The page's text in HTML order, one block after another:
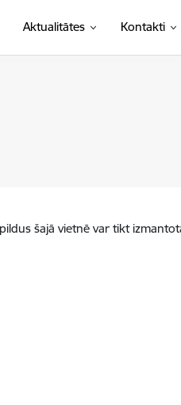
Aktualitātes Kontakti
šajā vietnē var tikt